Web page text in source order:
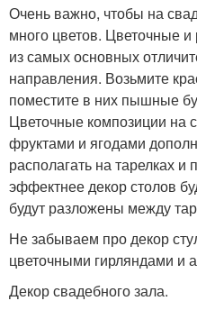
Очень важно, чтобы на
много цветов. Цветочные
из самых основных
направления. Возьмите
поместите в них пышные
Цветочные композиции на
фруктами и ягодами
располагать на тарелках
эффектнее декор столов
будут разложены между
Не забываем про декор
цветочными гирляндами и
Декор свадебного зала.